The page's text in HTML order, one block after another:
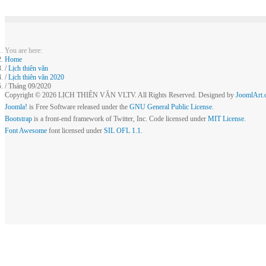
You are here:
Home
Lịch thiên văn
Lịch thiên văn 2020
Tháng 09/2020
Copyright © 2026 LỊCH THIÊN VĂN VLTV. All Rights Reserved. Designed by
Joomla! is Free Software released under the GNU General Public License.
Bootstrap is a front-end framework of Twitter, Inc. Code licensed under MIT License.
Font Awesome font licensed under SIL OFL 1.1.